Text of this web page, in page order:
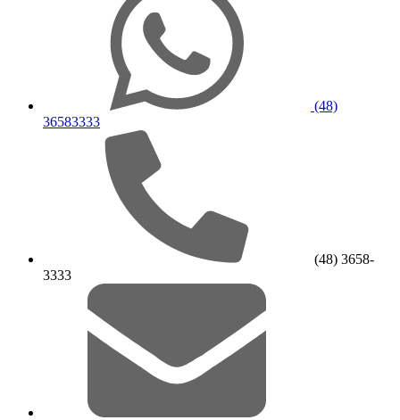
(48)
36583333
(48) 3658-
3333